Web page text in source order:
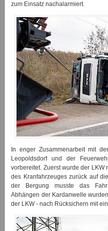
zum Einsatz nachalarmiert.
In enger Zusammenarbeit mit
Leopoldsdorf und der
vorbereitet. Zuerst wurde der LKW
des Kranfahrzeuges zurück auf
der Bergung musste das
Abhängen der Kardanwelle
der LKW - nach Rücksichern mit